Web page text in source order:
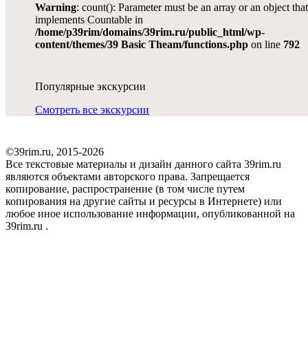
Warning: count(): Parameter must be an array or an object that
implements Countable in
/home/p39rim/domains/39rim.ru/public_html/wp-
content/themes/39 Basic Theam/functions.php on line 792
Популярные экскурсии
Смотреть все экскурсии
©39rim.ru, 2015-2026
Все текстовые материалы и дизайн данного сайта 39rim.ru
являются объектами авторского права. Запрещается
копирование, распространение (в том числе путем
копирования на другие сайты и ресурсы в Интернете) или
любое иное использование информации, опубликованной на
39rim.ru .